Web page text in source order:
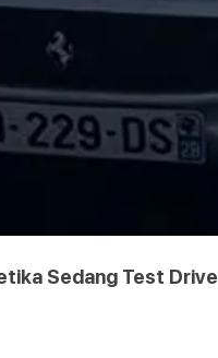
Sedang Test Drive